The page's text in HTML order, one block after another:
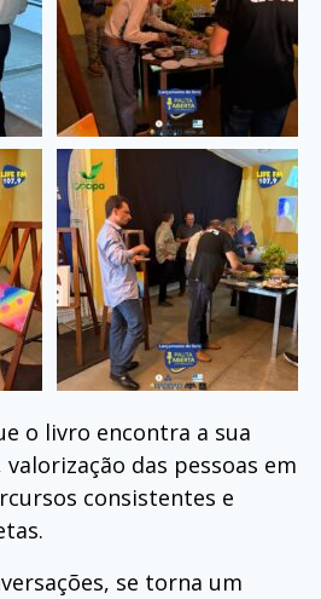
o livro encontra a sua
das pessoas em
consistentes e
se torna um